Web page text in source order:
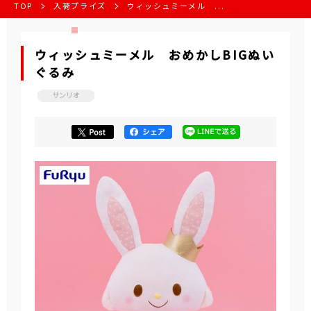
TOP 入荷プライズ ウィッシュミーメル ...
ウィッシュミーメル おめかしBIGぬい
ぐるみ
サンリオ